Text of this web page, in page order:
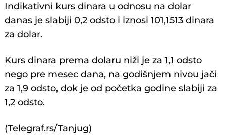
Indikativni kurs dinara u odnosu na dolar
danas je slabiji 0,2 odsto i iznosi 101,1513 dinara
za dolar.
Kurs dinara prema dolaru niži je za 1,1 odsto
nego pre mesec dana, na godišnjem nivou jači
za 1,9 odsto, dok je od početka godine slabiji za
1,2 odsto.
(Telegraf.rs/Tanjug)